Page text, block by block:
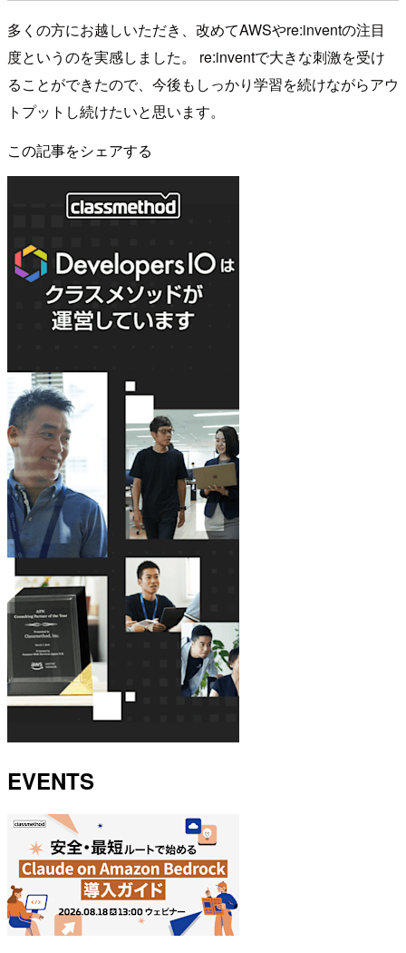
多くの方にお越しいただき、改めてAWSやre:inventの注目
度というのを実感しました。 re:inventで大きな刺激を受け
ることができたので、今後もしっかり学習を続けながらアウ
トプットし続けたいと思います。
この記事をシェアする
EVENTS